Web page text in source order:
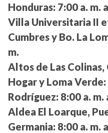
Honduras: 7:00 a. m.
Villa Universitaria II
Cumbres y Bo. La
m.
Altos de Las Colinas,
Hogar y Loma Verde:
Rodríguez: 8:00 a. m.
Aldea El Loarque,
Germania: 8:00 a. m.